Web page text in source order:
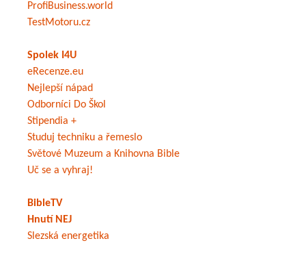
ProfiBusiness.world
TestMotoru.cz
Spolek I4U
eRecenze.eu
Nejlepší nápad
Odborníci Do Škol
Stipendia +
Studuj techniku a řemeslo
Světové Muzeum a Knihovna Bible
Uč se a vyhraj!
BibleTV
Hnutí NEJ
Slezská energetika